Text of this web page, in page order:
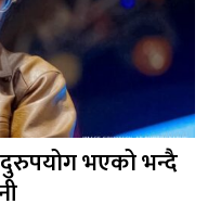
भएको भन्दै